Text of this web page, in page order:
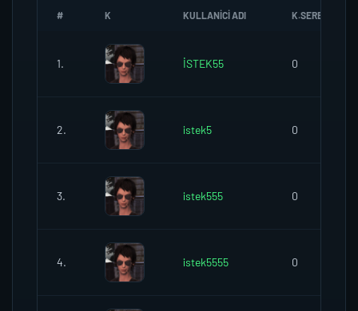
# K KULLANICI ADI K.SEREFI
1. İSTEK55 0
2. istek5 0
3. istek555 0
4. istek5555 0